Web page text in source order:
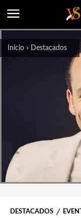
Inicio Destacados
DESTACADOS